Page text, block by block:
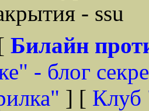
- ssu
Билайн
- блог
] [ Клуб